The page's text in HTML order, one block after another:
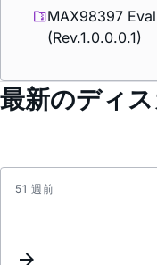
MAX98397
(Rev.1.0.0.0.1)
最新のディ
51 週前